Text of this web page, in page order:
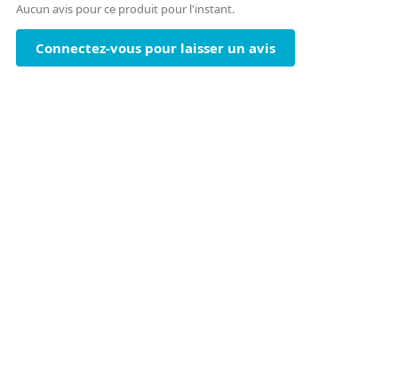
Aucun avis pour ce produit pour l'instant.
Connectez-vous pour laisser un avis